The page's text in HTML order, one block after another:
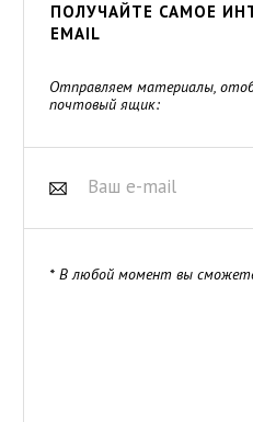
ПОЛУЧАЙТЕ САМОЕ
EMAIL
Отправляем материалы,
почтовый ящик:
* В любой момент вы